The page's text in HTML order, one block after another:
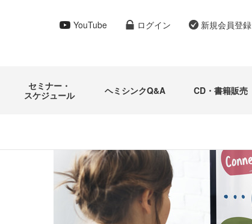
YouTube ログイン 新規会員登録
セミナー・
スケジュール
ヘミシンクQ&A CD・書籍販売